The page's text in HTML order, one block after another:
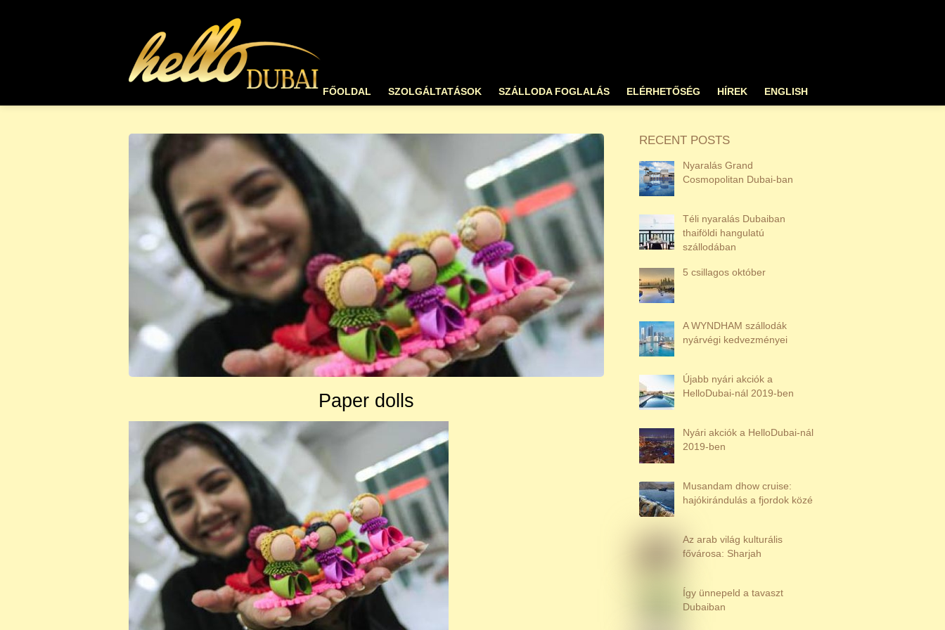
FŐOLDAL SZOLGÁLTATÁSOK SZÁLLODA FOGLALÁS ELÉRHETŐSÉG HÍREK ENGLISH
Paper dolls
RECENT POSTS
Nyaralás Grand
Cosmopolitan Dubai-ban
Téli nyaralás Dubaiban
thaiföldi hangulatú
szállodában
5 csillagos október
A WYNDHAM szállodák
nyárvégi kedvezményei
Újabb nyári akciók a
HelloDubai-nál 2019-ben
Nyári akciók a HelloDubai-nál
2019-ben
Musandam dhow cruise:
hajókirándulás a fjordok közé
Az arab világ kulturális
fővárosa: Sharjah
Így ünnepeld a tavaszt
Dubaiban